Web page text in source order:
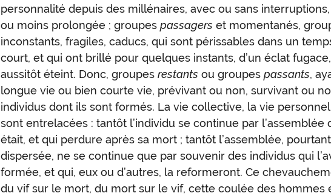
personnalité depuis des millénaires, avec ou sans
ou moins prolongée ; groupespassagers et momentanés,
inconstants, fragiles, caducs, qui sont périssables dans un
court, et qui ont brillé pour quelques instants, d’un éclat fugace,
aussitôt éteint. Donc, groupesrestants ou groupespassants,
longue vie ou bien courte vie, prévivant ou non, survivant ou
individus dont ils sont formés. La vie collective, la vie
sont entrelacées : tantôt l’individu se continue par l’assemblée
était, et qui perdure après sa mort ; tantôt l’assemblée, pourtant
dispersée, ne se continue que par souvenir des individus qui
formée, et qui, eux ou d’autres, la reformeront. Ce
du vif sur le mort, du mort sur le vif, cette coulée des hommes